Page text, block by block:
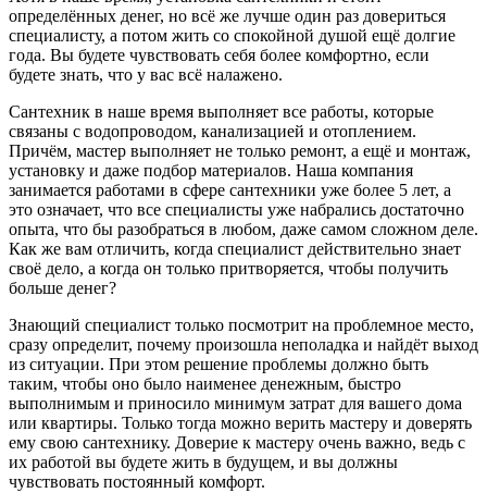
определённых денег, но всё же лучше один раз довериться
специалисту, а потом жить со спокойной душой ещё долгие
года. Вы будете чувствовать себя более комфортно, если
будете знать, что у вас всё налажено.
Сантехник в наше время выполняет все работы, которые
связаны с водопроводом, канализацией и отоплением.
Причём, мастер выполняет не только ремонт, а ещё и монтаж,
установку и даже подбор материалов. Наша компания
занимается работами в сфере сантехники уже более 5 лет, а
это означает, что все специалисты уже набрались достаточно
опыта, что бы разобраться в любом, даже самом сложном деле.
Как же вам отличить, когда специалист действительно знает
своё дело, а когда он только притворяется, чтобы получить
больше денег?
Знающий специалист только посмотрит на проблемное место,
сразу определит, почему произошла неполадка и найдёт выход
из ситуации. При этом решение проблемы должно быть
таким, чтобы оно было наименее денежным, быстро
выполнимым и приносило минимум затрат для вашего дома
или квартиры. Только тогда можно верить мастеру и доверять
ему свою сантехнику. Доверие к мастеру очень важно, ведь с
их работой вы будете жить в будущем, и вы должны
чувствовать постоянный комфорт.